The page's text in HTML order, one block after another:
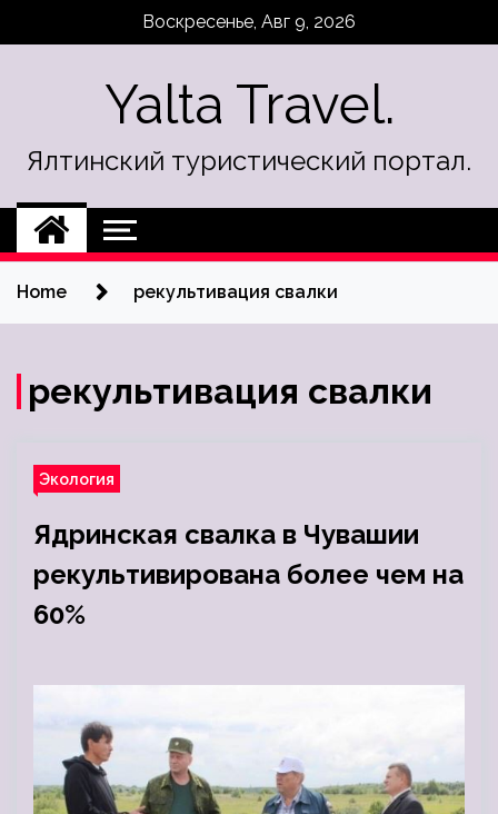
Воскресенье, Авг 9, 2026
Yalta Travel.
Ялтинский туристический портал.
Home рекультивация свалки
рекультивация свалки
Экология
Ядринская свалка в Чувашии
рекультивирована более чем на
60%